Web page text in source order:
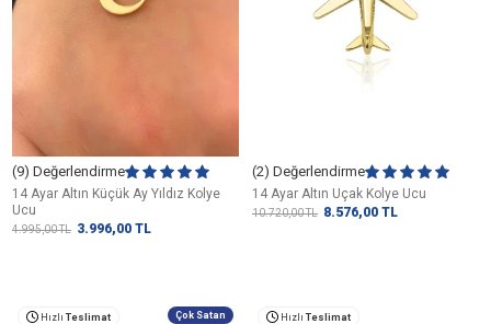
(9) Değerlendirme
14 Ayar Altın Küçük Ay Yıldız Kolye
Ucu
4.995,00TL 3.996,00 TL
(2) Değerlendirme
14 Ayar Altın Uçak Kolye Ucu
10.720,00TL 8.576,00 TL
Hızlı Teslimat Çok Satan Hızlı Teslimat